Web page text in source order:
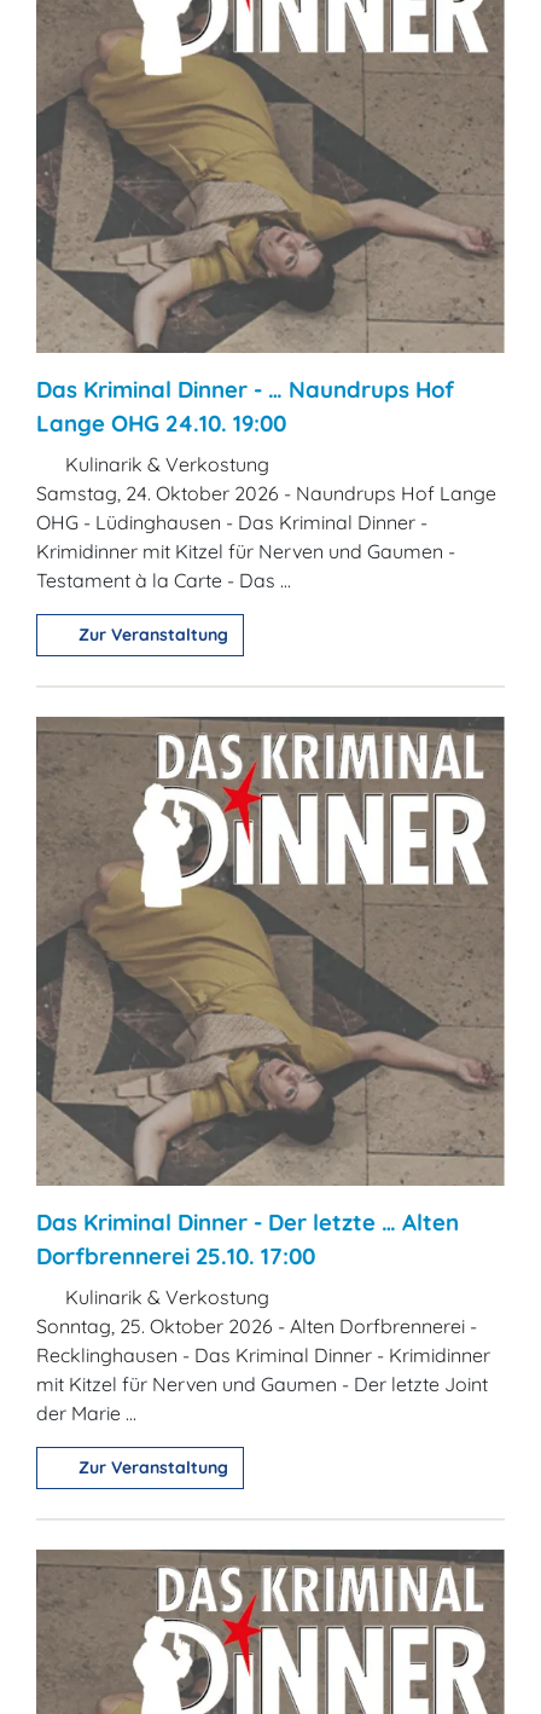
Das Kriminal Dinner - … Naundrups Hof
Lange OHG 24.10. 19:00
Kulinarik & Verkostung
Samstag, 24. Oktober 2026 - Naundrups Hof Lange
OHG - Lüdinghausen - Das Kriminal Dinner -
Krimidinner mit Kitzel für Nerven und Gaumen -
Testament à la Carte - Das ...
Zur Veranstaltung
Das Kriminal Dinner - Der letzte … Alten
Dorfbrennerei 25.10. 17:00
Kulinarik & Verkostung
Sonntag, 25. Oktober 2026 - Alten Dorfbrennerei -
Recklinghausen - Das Kriminal Dinner - Krimidinner
mit Kitzel für Nerven und Gaumen - Der letzte Joint
der Marie ...
Zur Veranstaltung